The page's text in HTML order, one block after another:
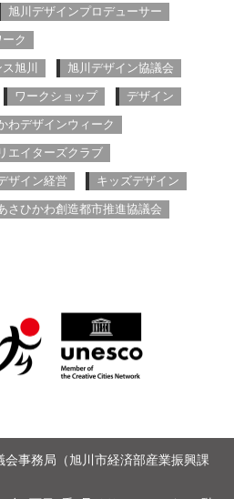
旭川デザインプロデューサー
ク
旭川 旭川デザイン協議会
ワークショップ デザイン
わデザインウィーク
エイターズクラブ
ザイン経営 キッズデザイン
さひかわ創造都市推進協議会
事務局（旭川市経済部産業振興課